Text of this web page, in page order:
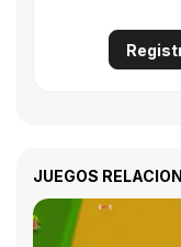
JUEGOS